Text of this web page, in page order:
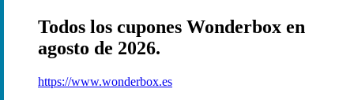
Todos los cupones Wonderbox en
agosto de 2026.
https://www.wonderbox.es